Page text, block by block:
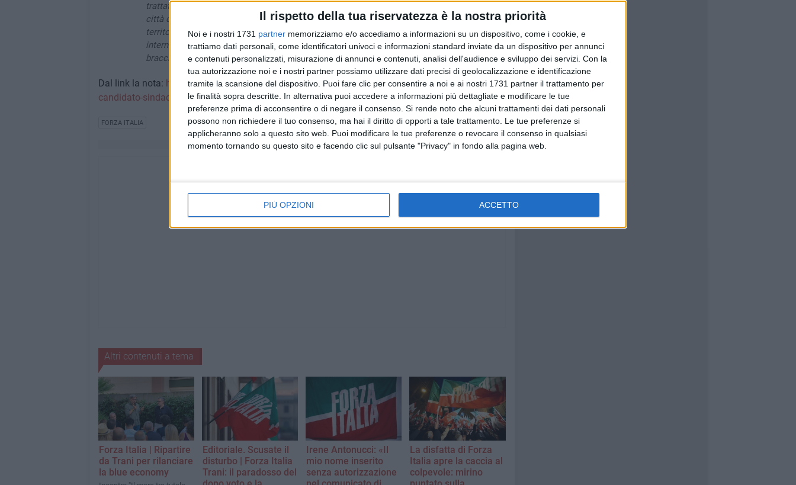
Il rispetto della tua riservatezza è la nostra priorità
Noi e i nostri 1731 partner memorizziamo e/o accediamo a informazioni su un dispositivo, come i cookie, e
trattiamo dati personali, come identificatori univoci e informazioni standard inviate da un dispositivo per annunci
e contenuti personalizzati, misurazione di annunci e contenuti, analisi dell'audience e sviluppo dei servizi. Con la
tua autorizzazione noi e i nostri partner possiamo utilizzare dati precisi di geolocalizzazione e identificazione
tramite la scansione del dispositivo. Puoi fare clic per consentire a noi e ai nostri 1731 partner il trattamento per
le finalità sopra descritte. In alternativa puoi accedere a informazioni più dettagliate e modificare le tue
preferenze prima di acconsentire o di negare il consenso. Si rende noto che alcuni trattamenti dei dati personali
possono non richiedere il tuo consenso, ma hai il diritto di opporti a tale trattamento. Le tue preferenze si
applicheranno solo a questo sito web. Puoi modificare le tue preferenze o revocare il consenso in qualsiasi
momento tornando su questo sito e facendo clic sul pulsante "Privacy" in fondo alla pagina web.
PIÙ OPZIONI ACCETTO
trattative calate dall'alto che potrebbero coinvolgere logiche di scambio con altre
città della provincia. Confermando la candidatura di Pasquale De Toma, il Segretario
territoriale lancia un segnale inequivocabile: a Trani decidono i tranesi. Lo scontro
interno è ormai aperto e l'esito della coalizione di centrodestra passa ora da questo
braccio di ferro.
Dal link la nota: https://www.traniviva.it/notizie/trani-marcello-lanotte-fi-necessario-accellerare-su-
candidato-sindaco-seguiro-personalmente-il-dialogo-con-gli-alleati/
FORZA ITALIA
Altri contenuti a tema
Forza Italia | Ripartire
da Trani per rilanciare
la blue economy
Editoriale. Scusate il
disturbo | Forza Italia
Trani: il paradosso del
Irene Antonucci: «Il
mio nome inserito
senza autorizzazione
La disfatta di Forza
Italia apre la caccia al
colpevole: mirino